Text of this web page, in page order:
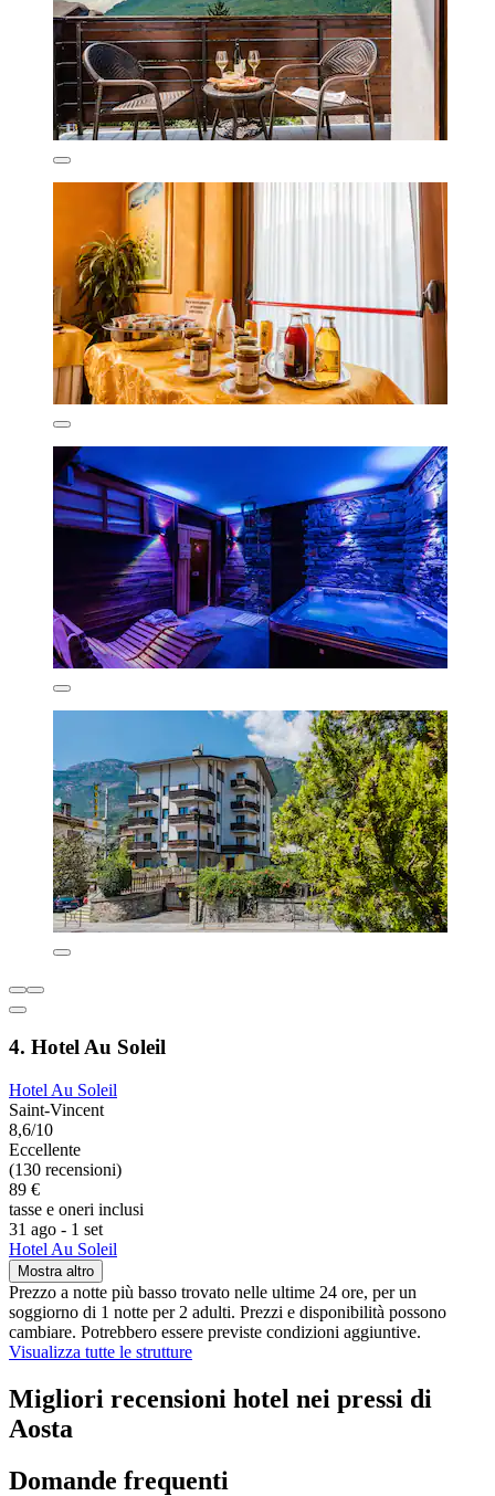
4. Hotel Au Soleil
Hotel Au Soleil
Saint-Vincent
8,6/10
Eccellente
(130 recensioni)
89 €
tasse e oneri inclusi
31 ago - 1 set
Hotel Au Soleil
Mostra altro
Prezzo a notte più basso trovato nelle ultime 24 ore, per un
soggiorno di 1 notte per 2 adulti. Prezzi e disponibilità possono
cambiare. Potrebbero essere previste condizioni aggiuntive.
Visualizza tutte le strutture
Migliori recensioni hotel nei pressi di
Aosta
Domande frequenti